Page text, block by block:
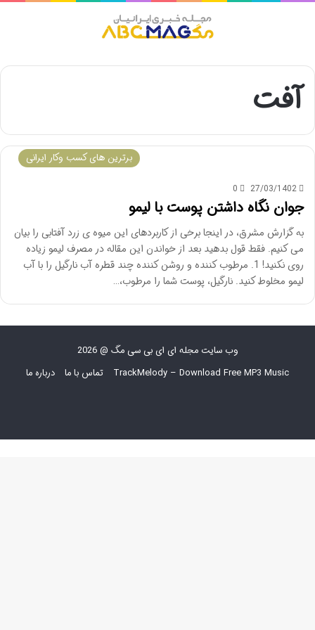
آفت
برترین های کسب وکار ایرانی
27/03/1402
0
جوان نگاه داشتن پوست با لیمو
به گزارش مشرق، در اینجا برخی از کاربردهای این میوه ی زرد آفتابی را بیان
می کنیم. فقط قول بدهید بعد از خواندن این مقاله در مصرف لیمو زیاده
روی نکنید! 1. مرطوب کننده و روشن کننده چند قطره آب نارگیل را با آب
لیمو مخلوط کنید. نارگیل، پوست شما را مرطوب،…
وب سایت مجله ای ای بی سی مگ @ 2026
TrackMelody – Download Free MP3 Music
تماس با ما درباره ما
بوک